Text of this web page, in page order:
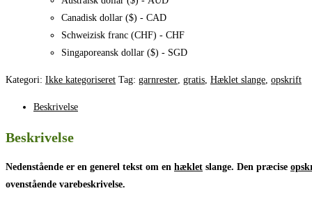
Canadisk dollar ($) - CAD
Schweizisk franc (CHF) - CHF
Singaporeansk dollar ($) - SGD
Kategori: Ikke kategoriseret Tag: garnrester, gratis, Hæklet slange, opskrift
Beskrivelse
Beskrivelse
Nedenstående er en generel tekst om en hæklet slange. Den præcise
ovenstående varebeskrivelse.